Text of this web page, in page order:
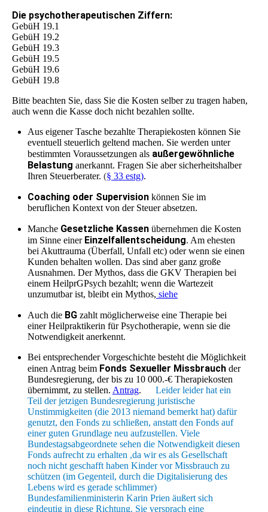
Die psychotherapeutischen Ziffern:
GebüH 19.1
GebüH 19.2
GebüH 19.3
GebüH 19.5
GebüH 19.6
GebüH 19.8
Bitte beachten Sie, dass Sie die Kosten selber zu tragen haben,
auch wenn die Kasse doch nicht bezahlen sollte.
Aus eigener Tasche bezahlte Therapiekosten können Sie
eventuell steuerlich geltend machen. Sie werden unter
bestimmten Voraussetzungen als außergewöhnliche
Belastung anerkannt. Fragen Sie aber sicherheitshalber
Ihren Steuerberater. (§ 33 estg).
Coaching oder Supervision können Sie im
beruflichen Kontext von der Steuer absetzen.
Manche Gesetzliche Kassen übernehmen die Kosten
im Sinne einer Einzelfallentscheidung. Am ehesten
bei Akuttrauma (Überfall, Unfall etc) oder wenn sie einen
Kunden behalten wollen. Das sind aber ganz große
Ausnahmen. Der Mythos, dass die GKV Therapien bei
einem HeilprGPsych bezahlt; wenn die Wartezeit
unzumutbar ist, bleibt ein Mythos, siehe
Auch die BG zahlt möglicherweise eine Therapie bei
einer Heilpraktikerin für Psychotherapie, wenn sie die
Notwendigkeit anerkennt.
Bei entsprechender Vorgeschichte besteht die Möglichkeit
einen Antrag beim Fonds Sexueller Missbrauch der
Bundesregierung, der bis zu 10 000.-€ Therapiekosten
übernimmt, zu stellen. Antrag.
Leider leider hat ein
Teil der jetzigen Bundesregierung juristische
Unstimmigkeiten (die 2013 niemand bemerkt hat) dafür
genutzt, den Fonds zu schließen, anstatt den Fonds auf
einer guten Grundlage neu aufzustellen. Viele
Bundestagsabgeordnete sehen die Notwendigkeit diesen
Fonds aufrecht zu erhalten ,da wir es als Gesellschaft
noch nicht geschafft haben Kinder vor Missbrauch zu
schützen (im Gegenteil, durch die Digitalisierung des
Lebens wird es gerade schlimmer)
Bundesfamilienministerin Karin Prien äußert sich
eindeutig in diese Richtung. Sie versprach eine